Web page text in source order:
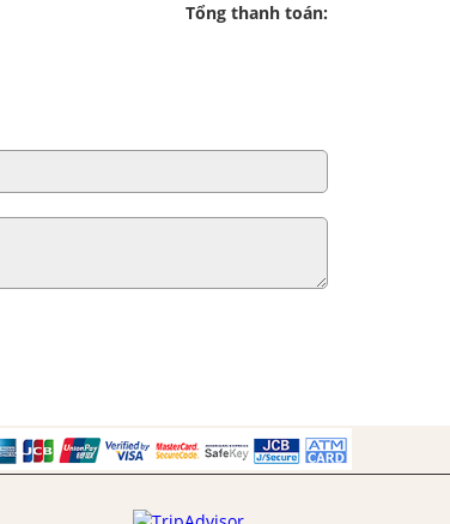
Tổng thanh toán: